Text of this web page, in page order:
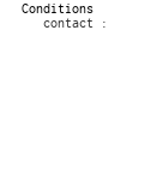
Conditions
contact :